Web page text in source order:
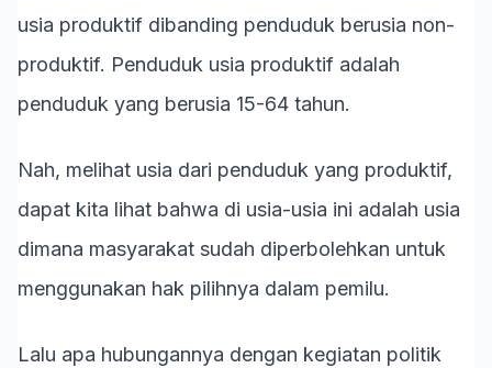
usia produktif dibanding penduduk berusia non-
produktif. Penduduk usia produktif adalah
penduduk yang berusia 15-64 tahun.
Nah, melihat usia dari penduduk yang produktif,
dapat kita lihat bahwa di usia-usia ini adalah usia
dimana masyarakat sudah diperbolehkan untuk
menggunakan hak pilihnya dalam pemilu.
Lalu apa hubungannya dengan kegiatan politik